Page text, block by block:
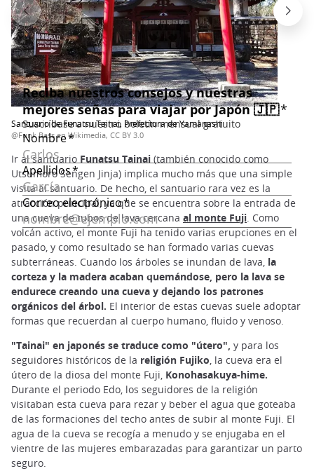
Santuario de Funatsu Tainai, Prefectura de Yamanashi
@Funk Bass en Wikimedia, CC BY 3.0
Ir al santuario Funatsu Tainai (también conocido como
Utsumoro Sengen Jinja) implica mucho más que una simple
visita al santuario. De hecho, el santuario rara vez es la
atracción principal, ya que se encuentra sobre la entrada de
una cueva de tubos de lava cercana al monte Fuji. Como
volcán activo, el monte Fuji ha tenido varias erupciones en el
pasado, y como resultado se han formado varias cuevas
subterráneas. Cuando los árboles se inundan de lava, la
corteza y la madera acaban quemándose, pero la lava se
endurece creando una cueva y dejando los patrones
orgánicos del árbol. El interior de estas cuevas suele adoptar
formas que recuerdan al cuerpo humano, fluido y venoso.
"Tainai" en japonés se traduce como "útero", y para los
seguidores históricos de la religión Fujiko, la cueva era el
útero de la diosa del monte Fuji, Konohasakuya-hime.
Durante el periodo Edo, los seguidores de la religión
visitaban esta cueva para rezar y beber el agua que goteaba
de las formaciones del techo antes de subir al monte Fuji. El
agua de la cueva se recogía a menudo y se enjugaba en el
vientre de las mujeres embarazadas para garantizar un parto
seguro.